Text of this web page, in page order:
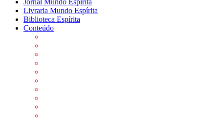
Jornal Mundo Espírita
Livraria Mundo Espírita
Biblioteca Espírita
Conteúdo